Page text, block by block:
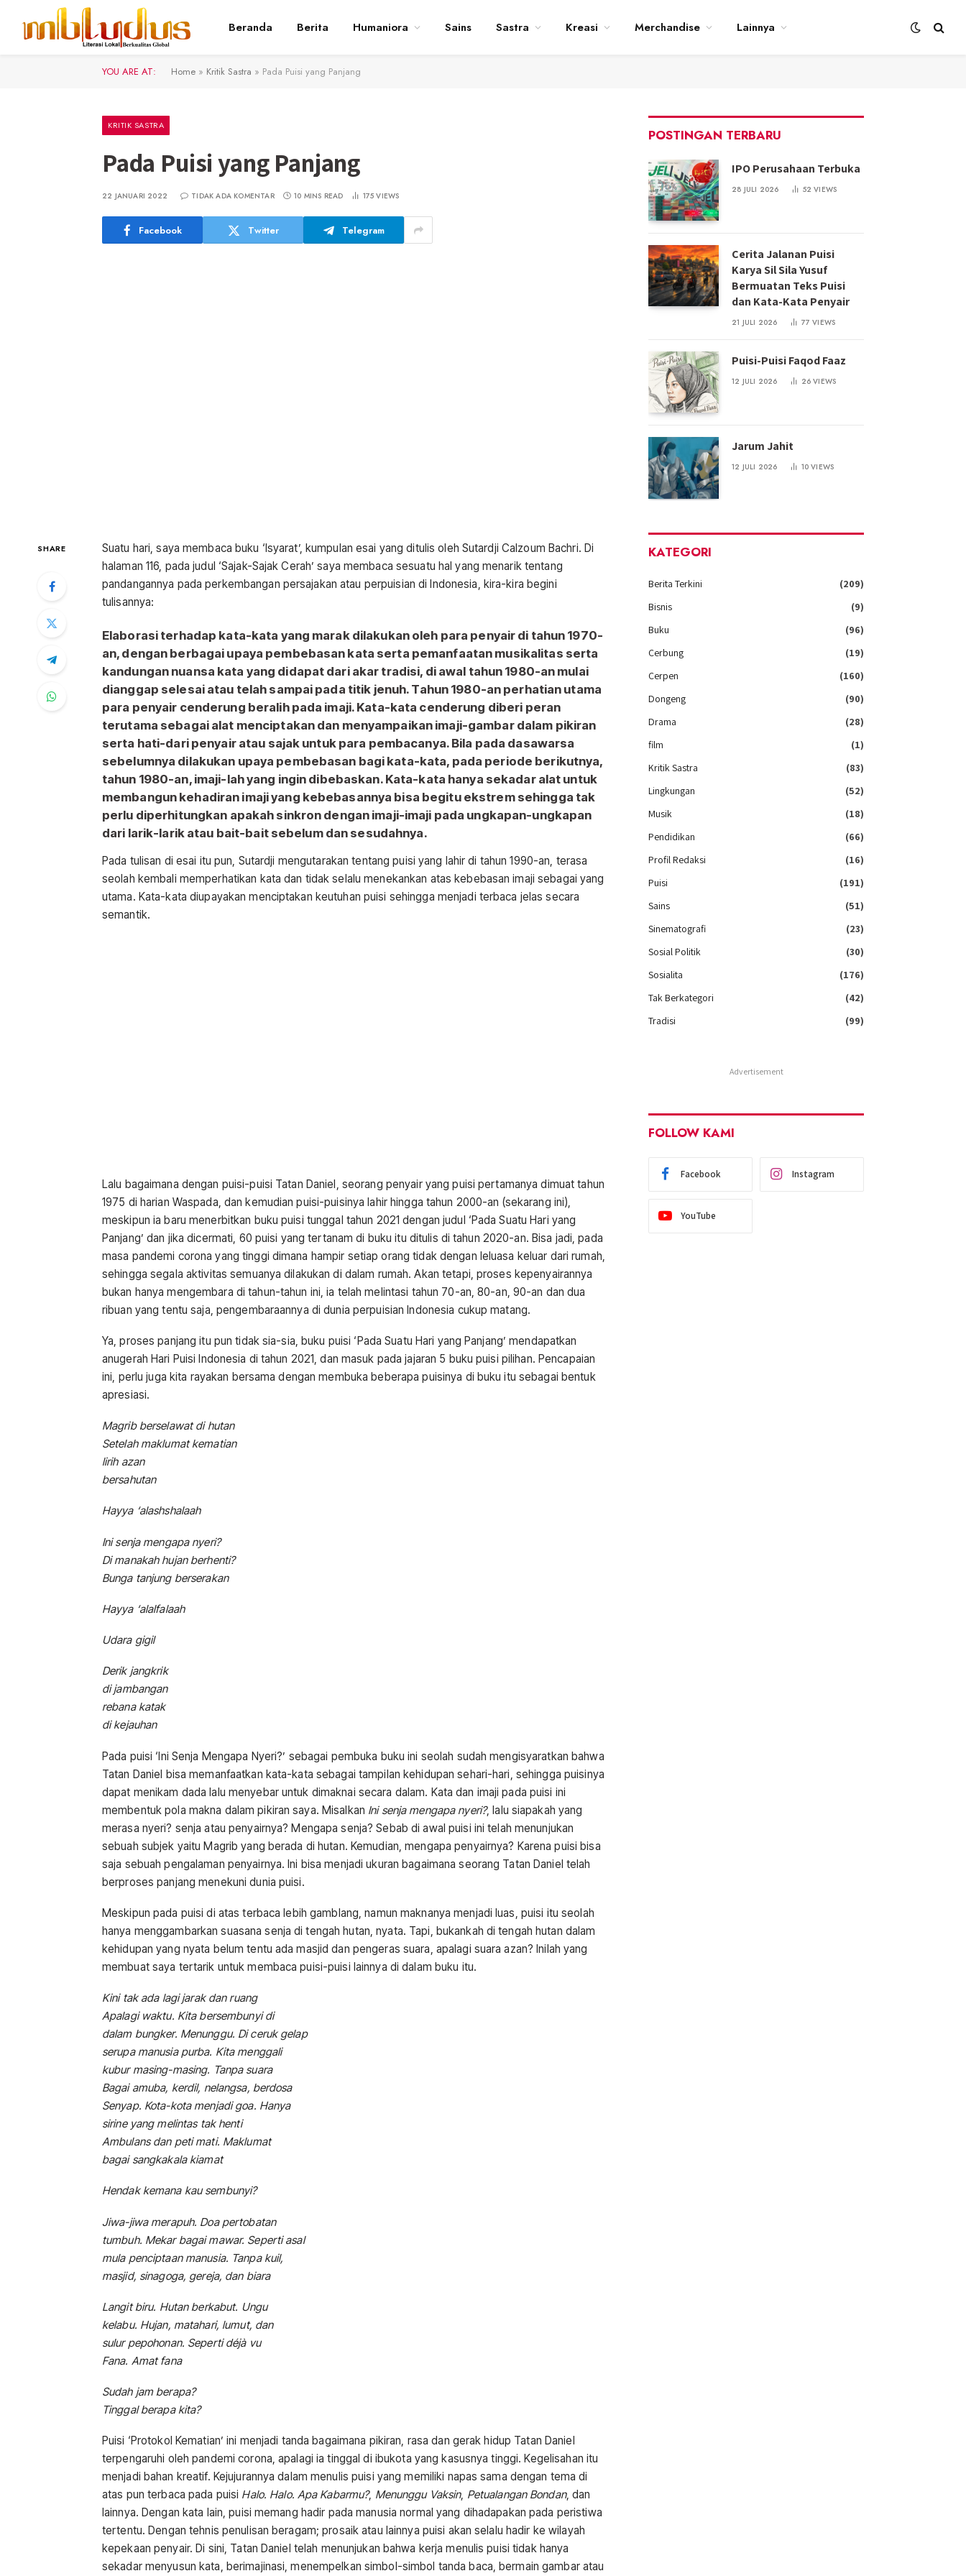
Beranda Berita Humaniora Sains Sastra Kreasi Merchandise Lainnya
YOU ARE AT: Home » Kritik Sastra » Pada Puisi yang Panjang
KRITIK SASTRA
Pada Puisi yang Panjang
22 JANUARI 2022 TIDAK ADA KOMENTAR 10 MINS READ 175VIEWS
Facebook Twitter Telegram
SHARE
Suatu hari, saya membaca buku ‘Isyarat’, kumpulan esai yang ditulis oleh Sutardji Calzoum Bachri. Di
halaman 116, pada judul ‘Sajak-Sajak Cerah’ saya membaca sesuatu hal yang menarik tentang
pandangannya pada perkembangan persajakan atau perpuisian di Indonesia, kira-kira begini
tulisannya:
Elaborasi terhadap kata-kata yang marak dilakukan oleh para penyair di tahun 1970-
an, dengan berbagai upaya pembebasan kata serta pemanfaatan musikalitas serta
kandungan nuansa kata yang didapat dari akar tradisi, di awal tahun 1980-an mulai
dianggap selesai atau telah sampai pada titik jenuh. Tahun 1980-an perhatian utama
para penyair cenderung beralih pada imaji. Kata-kata cenderung diberi peran
terutama sebagai alat menciptakan dan menyampaikan imaji-gambar dalam pikiran
serta hati-dari penyair atau sajak untuk para pembacanya. Bila pada dasawarsa
sebelumnya dilakukan upaya pembebasan bagi kata-kata, pada periode berikutnya,
tahun 1980-an, imaji-lah yang ingin dibebaskan. Kata-kata hanya sekadar alat untuk
membangun kehadiran imaji yang kebebasannya bisa begitu ekstrem sehingga tak
perlu diperhitungkan apakah sinkron dengan imaji-imaji pada ungkapan-ungkapan
dari larik-larik atau bait-bait sebelum dan sesudahnya.
Pada tulisan di esai itu pun, Sutardji mengutarakan tentang puisi yang lahir di tahun 1990-an, terasa
seolah kembali memperhatikan kata dan tidak selalu menekankan atas kebebasan imaji sebagai yang
utama. Kata-kata diupayakan menciptakan keutuhan puisi sehingga menjadi terbaca jelas secara
semantik.
Lalu bagaimana dengan puisi-puisi Tatan Daniel, seorang penyair yang puisi pertamanya dimuat tahun
1975 di harian Waspada, dan kemudian puisi-puisinya lahir hingga tahun 2000-an (sekarang ini),
meskipun ia baru menerbitkan buku puisi tunggal tahun 2021 dengan judul ‘Pada Suatu Hari yang
Panjang’ dan jika dicermati, 60 puisi yang tertanam di buku itu ditulis di tahun 2020-an. Bisa jadi, pada
masa pandemi corona yang tinggi dimana hampir setiap orang tidak dengan leluasa keluar dari rumah,
sehingga segala aktivitas semuanya dilakukan di dalam rumah. Akan tetapi, proses kepenyairannya
bukan hanya mengembara di tahun-tahun ini, ia telah melintasi tahun 70-an, 80-an, 90-an dan dua
ribuan yang tentu saja, pengembaraannya di dunia perpuisian Indonesia cukup matang.
Ya, proses panjang itu pun tidak sia-sia, buku puisi ‘Pada Suatu Hari yang Panjang’ mendapatkan
anugerah Hari Puisi Indonesia di tahun 2021, dan masuk pada jajaran 5 buku puisi pilihan. Pencapaian
ini, perlu juga kita rayakan bersama dengan membuka beberapa puisinya di buku itu sebagai bentuk
apresiasi.
Magrib berselawat di hutan
Setelah maklumat kematian
lirih azan
bersahutan
Hayya ‘alashshalaah
Ini senja mengapa nyeri?
Di manakah hujan berhenti?
Bunga tanjung berserakan
Hayya ‘alalfalaah
Udara gigil
Derik jangkrik
di jambangan
rebana katak
di kejauhan
Pada puisi ‘Ini Senja Mengapa Nyeri?’ sebagai pembuka buku ini seolah sudah mengisyaratkan bahwa
Tatan Daniel bisa memanfaatkan kata-kata sebagai tampilan kehidupan sehari-hari, sehingga puisinya
dapat menikam dada lalu menyebar untuk dimaknai secara dalam. Kata dan imaji pada puisi ini
membentuk pola makna dalam pikiran saya. Misalkan Ini senja mengapa nyeri?, lalu siapakah yang
merasa nyeri? senja atau penyairnya? Mengapa senja? Sebab di awal puisi ini telah menunjukan
sebuah subjek yaitu Magrib yang berada di hutan. Kemudian, mengapa penyairnya? Karena puisi bisa
saja sebuah pengalaman penyairnya. Ini bisa menjadi ukuran bagaimana seorang Tatan Daniel telah
berproses panjang menekuni dunia puisi.
Meskipun pada puisi di atas terbaca lebih gamblang, namun maknanya menjadi luas, puisi itu seolah
hanya menggambarkan suasana senja di tengah hutan, nyata. Tapi, bukankah di tengah hutan dalam
kehidupan yang nyata belum tentu ada masjid dan pengeras suara, apalagi suara azan? Inilah yang
membuat saya tertarik untuk membaca puisi-puisi lainnya di dalam buku itu.
Kini tak ada lagi jarak dan ruang
Apalagi waktu. Kita bersembunyi di
dalam bungker. Menunggu. Di ceruk gelap
serupa manusia purba. Kita menggali
kubur masing-masing. Tanpa suara
Bagai amuba, kerdil, nelangsa, berdosa
Senyap. Kota-kota menjadi goa. Hanya
sirine yang melintas tak henti
Ambulans dan peti mati. Maklumat
bagai sangkakala kiamat
Hendak kemana kau sembunyi?
Jiwa-jiwa merapuh. Doa pertobatan
tumbuh. Mekar bagai mawar. Seperti asal
mula penciptaan manusia. Tanpa kuil,
masjid, sinagoga, gereja, dan biara
Langit biru. Hutan berkabut. Ungu
kelabu. Hujan, matahari, lumut, dan
sulur pepohonan. Seperti déjà vu
Fana. Amat fana
Sudah jam berapa?
Tinggal berapa kita?
Puisi ‘Protokol Kematian’ ini menjadi tanda bagaimana pikiran, rasa dan gerak hidup Tatan Daniel
terpengaruhi oleh pandemi corona, apalagi ia tinggal di ibukota yang kasusnya tinggi. Kegelisahan itu
menjadi bahan kreatif. Kejujurannya dalam menulis puisi yang memiliki napas sama dengan tema di
atas pun terbaca pada puisi Halo. Halo. Apa Kabarmu?, Menunggu Vaksin, Petualangan Bondan, dan
lainnya. Dengan kata lain, puisi memang hadir pada manusia normal yang dihadapakan pada peristiwa
tertentu. Dengan tehnis penulisan beragam; prosaik atau lainnya puisi akan selalu hadir ke wilayah
kepekaan penyair. Di sini, Tatan Daniel telah menunjukan bahwa kerja menulis puisi tidak hanya
sekadar menyusun kata, berimajinasi, menempelkan simbol-simbol tanda baca, bermain gambar atau
POSTINGAN TERBARU
IPO Perusahaan Terbuka
28 JULI 2026 52VIEWS
Cerita Jalanan Puisi
Karya Sil Sila Yusuf
Bermuatan Teks Puisi
dan Kata-Kata Penyair
21 JULI 2026 77VIEWS
Puisi-Puisi Faqod Faaz
12 JULI 2026 26VIEWS
Jarum Jahit
12 JULI 2026 10VIEWS
KATEGORI
Berita Terkini
(209)
Bisnis
(9)
Buku
(96)
Cerbung
(19)
Cerpen
(160)
Dongeng
(90)
Drama
(28)
film
(1)
Kritik Sastra
(83)
Lingkungan
(52)
Musik
(18)
Pendidikan
(66)
Profil Redaksi
(16)
Puisi
(191)
Sains
(51)
Sinematografi
(23)
Sosial Politik
(30)
Sosialita
(176)
Tak Berkategori
(42)
Tradisi
(99)
Advertisement
FOLLOW KAMI
Facebook Instagram
YouTube